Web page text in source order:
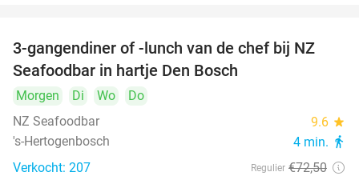
46%
3-gangendiner of -lunch van de chef bij NZ
Seafoodbar in hartje Den Bosch
Morgen Di Wo
Do
NZ Seafoodbar
9.6 star
's-Hertogenbosch 4 min. directions_walk
Verkocht: 207 Regulier €72,50